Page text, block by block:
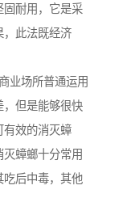
固耐用，它是采
，此法既经济
业场所普通运用
，但是能够很快
有效的消灭蟑
蟑螂十分常用
吃后中毒，其他